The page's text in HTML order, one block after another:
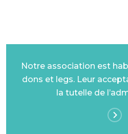
Notre association est
dons et legs. Leur
la tutelle de